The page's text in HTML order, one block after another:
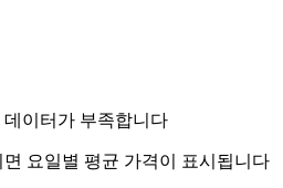
이터가 부족합니다
요일별 평균 가격이 표시됩니다